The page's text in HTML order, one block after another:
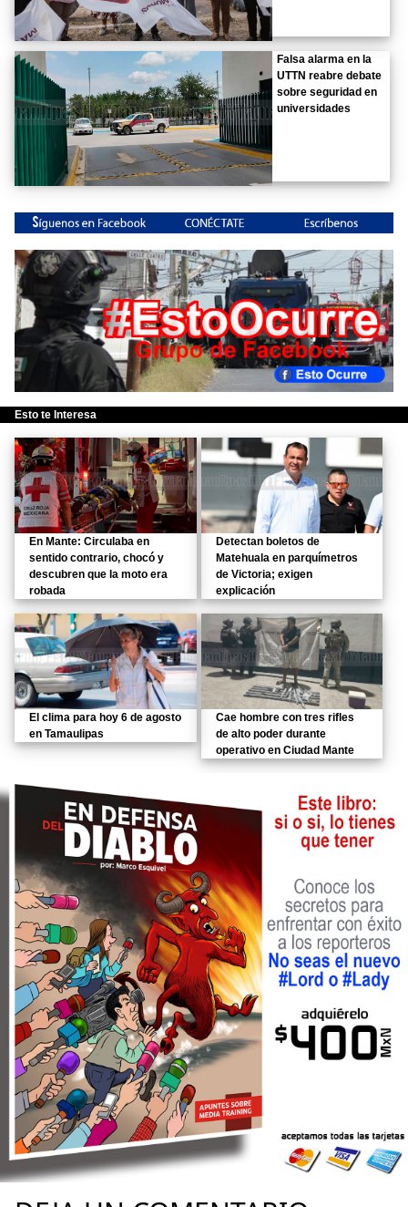
Falsa alarma en la
UTTN reabre debate
sobre seguridad en
universidades
Esto te Interesa
En Mante: Circulaba en
sentido contrario, chocó y
descubren que la moto era
robada
Detectan boletos de
Matehuala en parquímetros
de Victoria; exigen
explicación
El clima para hoy 6 de agosto
en Tamaulipas
Cae hombre con tres rifles
de alto poder durante
operativo en Ciudad Mante